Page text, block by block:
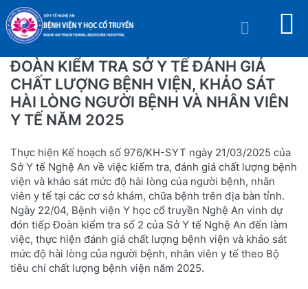
ĐOÀN KIỂM TRA SỞ Y TẾ ĐÁNH GIÁ
CHẤT LƯỢNG BỆNH VIỆN, KHẢO SÁT
HÀI LÒNG NGƯỜI BỆNH VÀ NHÂN VIÊN
Y TẾ NĂM 2025
Thực hiện Kế hoạch số 976/KH-SYT ngày 21/03/2025 của
Sở Y tế Nghệ An về việc kiểm tra, đánh giá chất lượng bệnh
viện và khảo sát mức độ hài lòng của người bệnh, nhân
viên y tế tại các cơ sở khám, chữa bệnh trên địa bàn tỉnh.
Ngày 22/04, Bệnh viện Y học cổ truyền Nghệ An vinh dự
đón tiếp Đoàn kiểm tra số 2 của Sở Y tế Nghệ An đến làm
việc, thực hiện đánh giá chất lượng bệnh viện và khảo sát
mức độ hài lòng của người bệnh, nhân viên y tế theo Bộ
tiêu chí chất lượng bệnh viện năm 2025.